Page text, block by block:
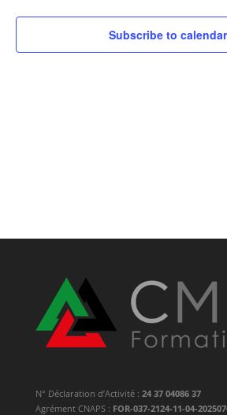
Subscribe to calendar
N° Déclaration d’Activité : 24 37 04086 37
Agrément CNAPS : FOR-037-2124-11-04-